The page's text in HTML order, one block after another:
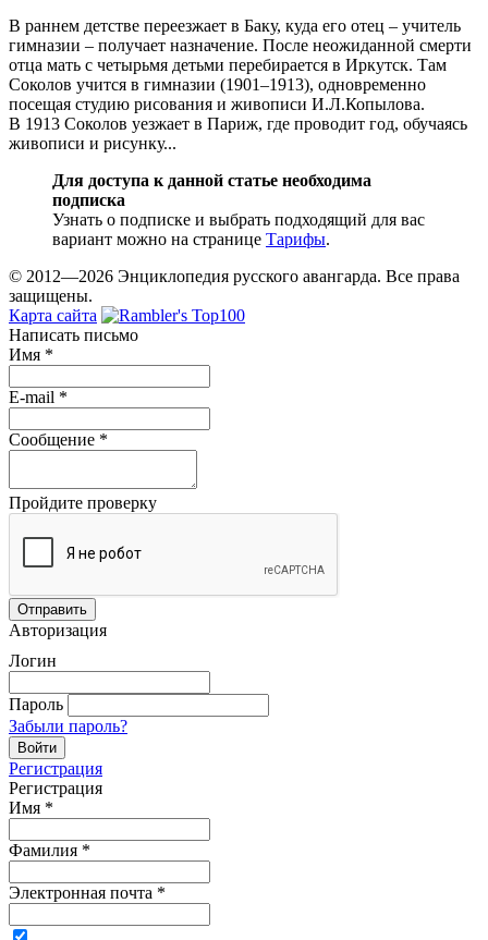
В раннем детстве переезжает в Баку, куда его отец – учитель
гимназии – получает назначение. После неожиданной смерти
отца мать с четырьмя детьми перебирается в Иркутск. Там
Соколов учится в гимназии (1901–1913), одновременно
посещая студию рисования и живописи И.Л.Копылова.
В 1913 Соколов уезжает в Париж, где проводит год, обучаясь
живописи и рисунку...
Для доступа к данной статье необходима
подписка
Узнать о подписке и выбрать подходящий для вас
вариант можно на странице Тарифы.
© 2012—2026 Энциклопедия русского авангарда. Все права
защищены.
Карта сайта
Написать письмо
Имя *
E-mail *
Сообщение *
Пройдите проверку
Авторизация
Логин
Пароль
Забыли пароль?
Регистрация
Регистрация
Имя *
Фамилия *
Электронная почта *